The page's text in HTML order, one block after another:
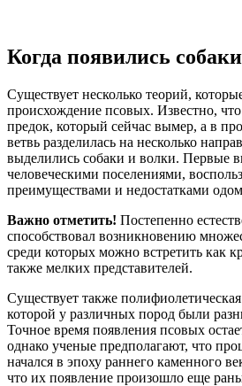
Когда появились собаки
Существует несколько теорий,
происхождение псовых. Известно,
предок, который сейчас вымер, а в
ветвь разделилась на несколько
выделились собаки и волки. Первые
человеческими поселениями,
преимуществами и недостатками
Важно отметить! Постепенно
способствовал возникновению
среди которых можно встретить как
также мелких представителей.
Существует также полифиолетическая
которой у различных пород были
Точное время появления псовых
однако ученые предполагают, что
начался в эпоху раннего каменного
что их появление произошло еще